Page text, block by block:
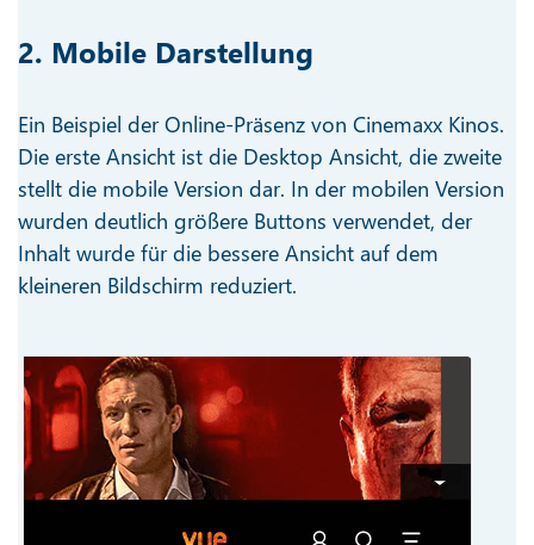
2. Mobile Darstellung
Ein Beispiel der Online-Präsenz von Cinemaxx Kinos.
Die erste Ansicht ist die Desktop Ansicht, die zweite
stellt die mobile Version dar. In der mobilen Version
wurden deutlich größere Buttons verwendet, der
Inhalt wurde für die bessere Ansicht auf dem
kleineren Bildschirm reduziert.